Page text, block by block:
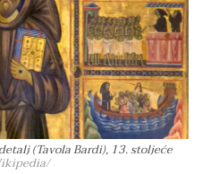
(Tavola Bardi), 13. stoljeće